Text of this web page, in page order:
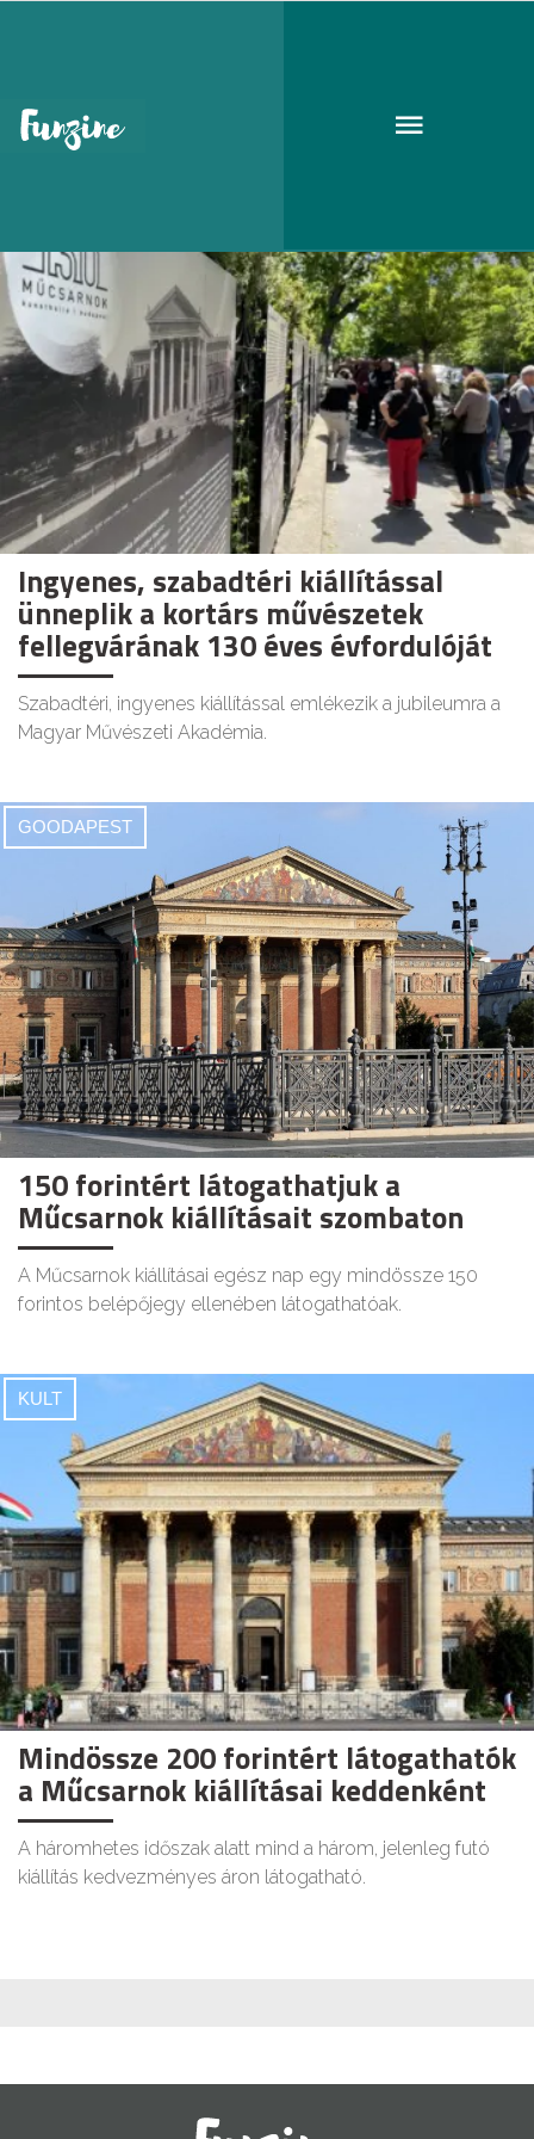
műcsarnok
Ingyenes, szabadtéri kiállítással
ünneplik a kortárs művészetek
fellegvárának 130 éves évfordulóját
Szabadtéri, ingyenes kiállítással emlékezik a jubileumra a
Magyar Művészeti Akadémia.
GOODAPEST
150 forintért látogathatjuk a
Műcsarnok kiállításait szombaton
A Műcsarnok kiállításai egész nap egy mindössze 150
forintos belépőjegy ellenében látogathatóak.
KULT
Mindössze 200 forintért látogathatók
a Műcsarnok kiállításai keddenként
A háromhetes időszak alatt mind a három, jelenleg futó
kiállítás kedvezményes áron látogatható.